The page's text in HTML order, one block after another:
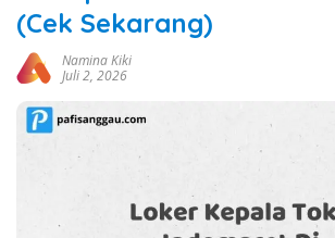
(Cek Sekarang)
Namina Kiki
Juli 2, 2026